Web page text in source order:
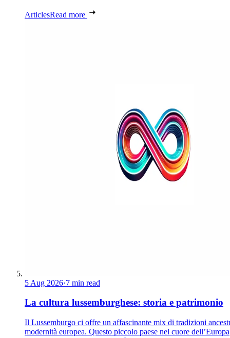
ArticlesRead more
5 Aug 2026·7 min read
La cultura lussemburghese: storia e patrimonio
Il Lussemburgo ci offre un affascinante mix di tradizioni
modernità europea. Questo piccolo paese nel cuore dell’Europa